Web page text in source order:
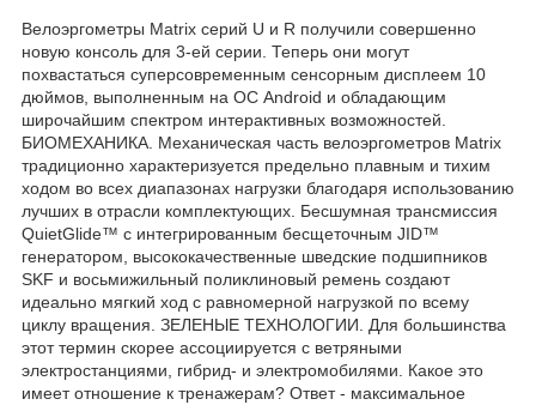
Велоэргометры Matrix серий U и R получили совершенно
новую консоль для 3-ей серии. Теперь они могут
похвастаться суперсовременным сенсорным дисплеем 10
дюймов, выполненным на ОС Android и обладающим
широчайшим спектром интерактивных возможностей.
БИОМЕХАНИКА. Механическая часть велоэргометров Matrix
традиционно характеризуется предельно плавным и тихим
ходом во всех диапазонах нагрузки благодаря использованию
лучших в отрасли комплектующих. Бесшумная трансмиссия
QuietGlide™ с интегрированным беcщеточным JID™
генератором, высококачественные шведские подшипников
SKF и восьмижильный поликлиновый ремень создают
идеально мягкий ход с равномерной нагрузкой по всему
циклу вращения. ЗЕЛЕНЫЕ ТЕХНОЛОГИИ. Для большинства
этот термин скорее ассоциируется с ветряными
электростанциями, гибрид- и электромобилями. Какое это
имеет отношение к тренажерам? Ответ - максимальное